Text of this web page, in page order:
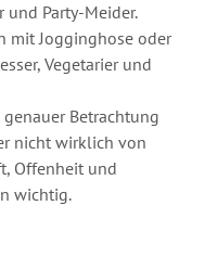
und Party-Meider.
mit Jogginghose oder
Vegetarier und
Betrachtung
nicht wirklich von
Offenheit und
wichtig.